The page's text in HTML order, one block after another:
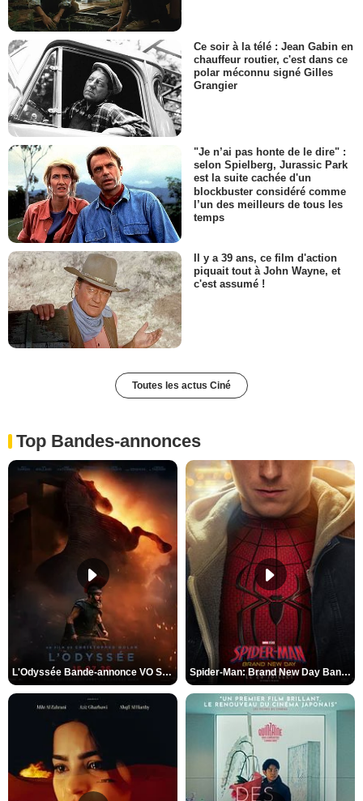
Ce soir à la télé : Jean Gabin en
chauffeur routier, c'est dans ce
polar méconnu signé Gilles
Grangier
"Je n’ai pas honte de le dire" :
selon Spielberg, Jurassic Park
est la suite cachée d'un
blockbuster considéré comme
l’un des meilleurs de tous les
temps
Il y a 39 ans, ce film d'action
piquait tout à John Wayne, et
c'est assumé !
Toutes les actus Ciné
Top Bandes-annonces
L'Odyssée Bande-annonce VO STFR Spider-Man: Brand New Day Bande-annonce VO STFR